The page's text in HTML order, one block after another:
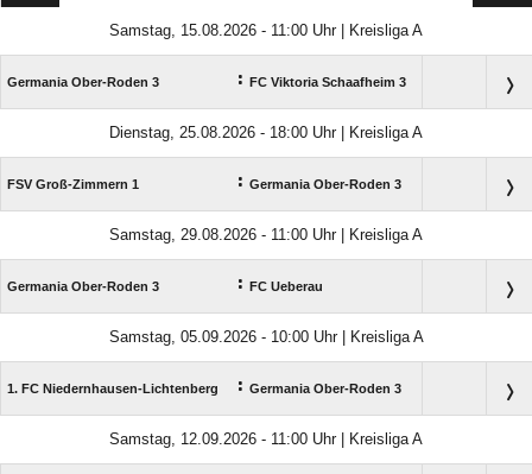
Samstag, 15.08.2026 - 11:00 Uhr | Kreisliga A
Germania Ober-Roden 3 : FC Viktoria Schaafheim 3
Dienstag, 25.08.2026 - 18:00 Uhr | Kreisliga A
FSV Groß-Zimmern 1 : Germania Ober-Roden 3
Samstag, 29.08.2026 - 11:00 Uhr | Kreisliga A
Germania Ober-Roden 3 : FC Ueberau
Samstag, 05.09.2026 - 10:00 Uhr | Kreisliga A
1. FC Niedernhausen-Lichtenberg : Germania Ober-Roden 3
Samstag, 12.09.2026 - 11:00 Uhr | Kreisliga A